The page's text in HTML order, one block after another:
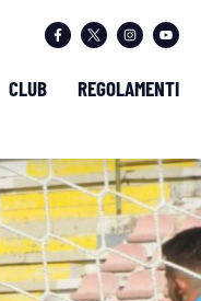
CLUB REGOLAMENTI